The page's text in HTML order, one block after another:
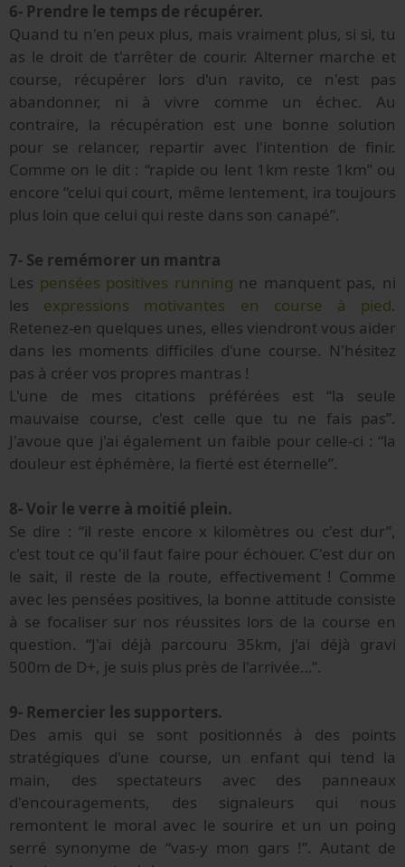
6- Prendre le temps de récupérer.
Quand tu n'en peux plus, mais vraiment plus, si si, tu
as le droit de t'arrêter de courir. Alterner marche et
course, récupérer lors d'un ravito, ce n'est pas
abandonner, ni à vivre comme un échec. Au
contraire, la récupération est une bonne solution
pour se relancer, repartir avec l'intention de finir.
Comme on le dit : “rapide ou lent 1km reste 1km” ou
encore “celui qui court, même lentement, ira toujours
plus loin que celui qui reste dans son canapé”.
7- Se remémorer un mantra
Les pensées positives running ne manquent pas, ni
les expressions motivantes en course à pied.
Retenez-en quelques unes, elles viendront vous aider
dans les moments difficiles d'une course. N'hésitez
pas à créer vos propres mantras !
L'une de mes citations préférées est “la seule
mauvaise course, c'est celle que tu ne fais pas”.
J'avoue que j'ai également un faible pour celle-ci : “la
douleur est éphémère, la fierté est éternelle”.
8- Voir le verre à moitié plein.
Se dire : “il reste encore x kilomètres ou c'est dur”,
c'est tout ce qu'il faut faire pour échouer. C'est dur on
le sait, il reste de la route, effectivement ! Comme
avec les pensées positives, la bonne attitude consiste
à se focaliser sur nos réussites lors de la course en
question. “J'ai déjà parcouru 35km, j'ai déjà gravi
500m de D+, je suis plus près de l'arrivée…”.
9- Remercier les supporters.
Des amis qui se sont positionnés à des points
stratégiques d'une course, un enfant qui tend la
main, des spectateurs avec des panneaux
d'encouragements, des signaleurs qui nous
remontent le moral avec le sourire et un un poing
serré synonyme de “vas-y mon gars !”. Autant de